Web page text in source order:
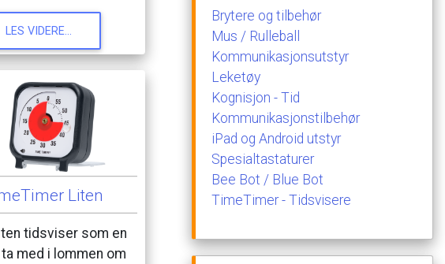
LES VIDERE...
Liten
tidsviser som en
ta med i lommen om
Brytere og tilbehør
Mus / Rulleball
Kommunikasjonsutstyr
Leketøy
Kognisjon - Tid
Kommunikasjonstilbehør
iPad og Android utstyr
Spesialtastaturer
Bee Bot / Blue Bot
TimeTimer - Tidsvisere